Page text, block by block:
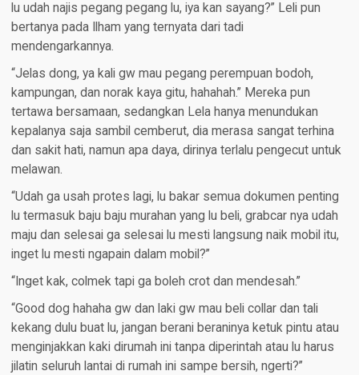
lu udah najis pegang pegang lu, iya kan sayang?” Leli pun
bertanya pada Ilham yang ternyata dari tadi
mendengarkannya.
“Jelas dong, ya kali gw mau pegang perempuan bodoh,
kampungan, dan norak kaya gitu, hahahah.” Mereka pun
tertawa bersamaan, sedangkan Lela hanya menundukan
kepalanya saja sambil cemberut, dia merasa sangat terhina
dan sakit hati, namun apa daya, dirinya terlalu pengecut untuk
melawan.
“Udah ga usah protes lagi, lu bakar semua dokumen penting
lu termasuk baju baju murahan yang lu beli, grabcar nya udah
maju dan selesai ga selesai lu mesti langsung naik mobil itu,
inget lu mesti ngapain dalam mobil?”
“Inget kak, colmek tapi ga boleh crot dan mendesah.”
“Good dog hahaha gw dan laki gw mau beli collar dan tali
kekang dulu buat lu, jangan berani beraninya ketuk pintu atau
menginjakkan kaki dirumah ini tanpa diperintah atau lu harus
jilatin seluruh lantai di rumah ini sampe bersih, ngerti?”